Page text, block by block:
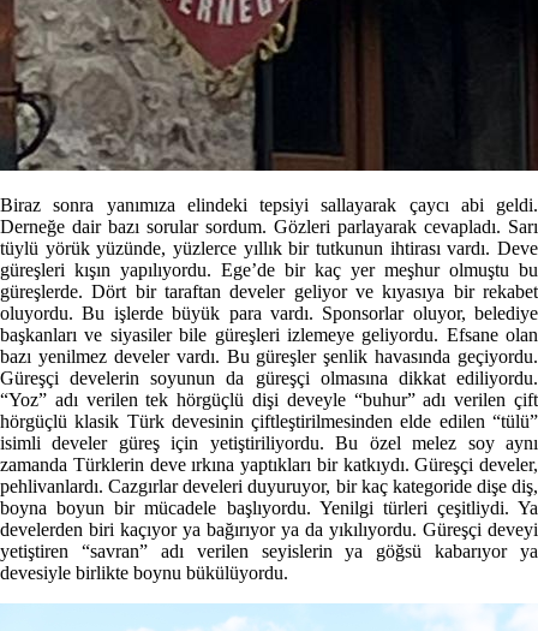
Biraz sonra yanımıza elindeki tepsiyi sallayarak çaycı abi geldi.
Derneğe dair bazı sorular sordum. Gözleri parlayarak cevapladı. Sarı
tüylü yörük yüzünde, yüzlerce yıllık bir tutkunun ihtirası vardı. Deve
güreşleri kışın yapılıyordu. Ege’de bir kaç yer meşhur olmuştu bu
güreşlerde. Dört bir taraftan develer geliyor ve kıyasıya bir rekabet
oluyordu. Bu işlerde büyük para vardı. Sponsorlar oluyor, belediye
başkanları ve siyasiler bile güreşleri izlemeye geliyordu. Efsane olan
bazı yenilmez develer vardı. Bu güreşler şenlik havasında geçiyordu.
Güreşçi develerin soyunun da güreşçi olmasına dikkat ediliyordu.
“Yoz” adı verilen tek hörgüçlü dişi deveyle “buhur” adı verilen çift
hörgüçlü klasik Türk devesinin çiftleştirilmesinden elde edilen “tülü”
isimli develer güreş için yetiştiriliyordu. Bu özel melez soy aynı
zamanda Türklerin deve ırkına yaptıkları bir katkıydı. Güreşçi develer,
pehlivanlardı. Cazgırlar develeri duyuruyor, bir kaç kategoride dişe diş,
boyna boyun bir mücadele başlıyordu. Yenilgi türleri çeşitliydi. Ya
develerden biri kaçıyor ya bağırıyor ya da yıkılıyordu. Güreşçi deveyi
yetiştiren “savran” adı verilen seyislerin ya göğsü kabarıyor ya
devesiyle birlikte boynu bükülüyordu.